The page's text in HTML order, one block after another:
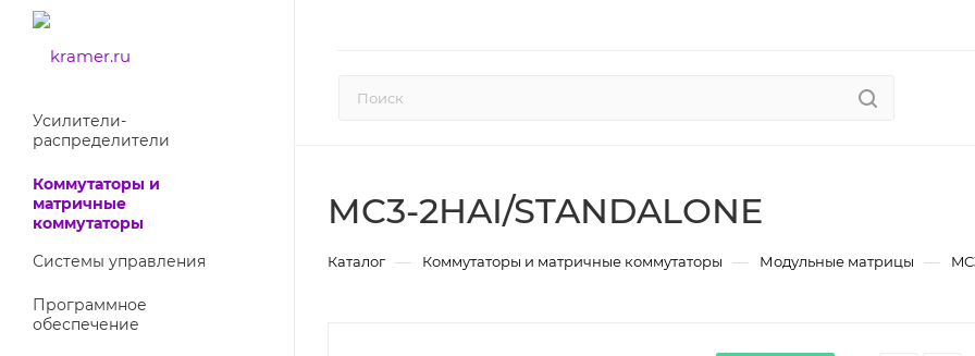
Усилители-
раcпределители
Коммутаторы и
матричные
коммутаторы
Системы управления
Программное
обеспечение
MC3-2HAI/STANDALONE
Каталог — Коммутаторы и матричные коммутаторы — Модульные матрицы —